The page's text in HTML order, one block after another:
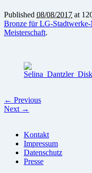
Published 08/08/2017 at
Bronze für LG-
Meisterschaft.
← Previous
Next →
Kontakt
Impressum
Datenschutz
Presse